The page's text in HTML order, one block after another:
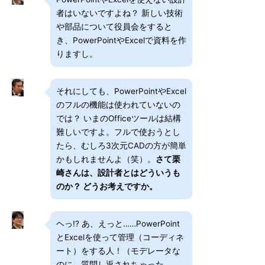
者はいないですよね？ 新しい技術
や部品について役員会をすると
き、PowerPointやExcelで資料を作
りますし。
それにしても、PowerPointやExcel
のフルの機能は使われていないの
では？ いまのOfficeツールは結構
難しいですよ。フルで使おうとし
たら、むしろ3次元CADの方が簡単
かもしれませんよ（笑）。 さて栗
崎さんは、設計者とはどういうも
のか？ どうお考えですか。
ヘっ!? あ、えっと……PowerPoint
とExcelを使って管理（コーディネ
ート）をする人！（モデレータな